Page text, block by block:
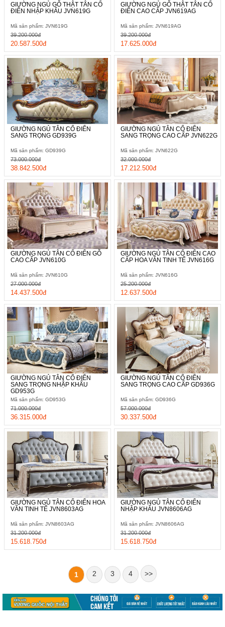
GIƯỜNG NGỦ GỖ THẬT TÂN CỔ
ĐIỂN NHẬP KHẨU JVN619G
Mã sản phẩm: JVN619G
20.587.500đ
39.200.000đ
GIƯỜNG NGỦ GỖ THẬT TÂN CỔ
ĐIỂN CAO CẤP JVN619AG
Mã sản phẩm: JVN619AG
17.625.000đ
39.200.000đ
GIƯỜNG NGỦ TÂN CỔ ĐIỂN
SANG TRỌNG GD939G
Mã sản phẩm: GD939G
38.842.500đ
73.000.000đ
GIƯỜNG NGỦ TÂN CỔ ĐIỂN
SANG TRỌNG CAO CẤP JVN622G
Mã sản phẩm: JVN622G
17.212.500đ
32.000.000đ
GIƯỜNG NGỦ TÂN CỔ ĐIỂN GỖ
CAO CẤP JVN610G
Mã sản phẩm: JVN610G
14.437.500đ
27.000.000đ
GIƯỜNG NGỦ TÂN CỔ ĐIỂN CAO
CẤP HOA VĂN TINH TẾ JVN616G
Mã sản phẩm: JVN616G
12.637.500đ
25.200.000đ
GIƯỜNG NGỦ TÂN CỔ ĐIỂN
SANG TRỌNG NHẬP KHẨU
GD953G
Mã sản phẩm: GD953G
36.315.000đ
71.000.000đ
GIƯỜNG NGỦ TÂN CỔ ĐIỂN
SANG TRỌNG CAO CẤP GD936G
Mã sản phẩm: GD936G
30.337.500đ
57.000.000đ
GIƯỜNG NGỦ TÂN CỔ ĐIỂN HOA
VĂN TINH TẾ JVN8603AG
Mã sản phẩm: JVN8603AG
15.618.750đ
31.200.000đ
GIƯỜNG NGỦ TÂN CỔ ĐIỂN
NHẬP KHẨU JVN8606AG
Mã sản phẩm: JVN8606AG
15.618.750đ
31.200.000đ
1 2 3 4 >>